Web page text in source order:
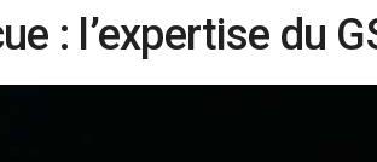
: l’expertise du